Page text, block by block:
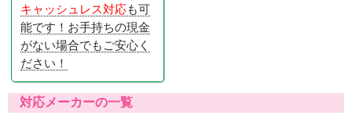
キャッシュレス対応も可
能です！お手持ちの現金
がない場合でもご安心く
ださい！
対応メーカーの一覧